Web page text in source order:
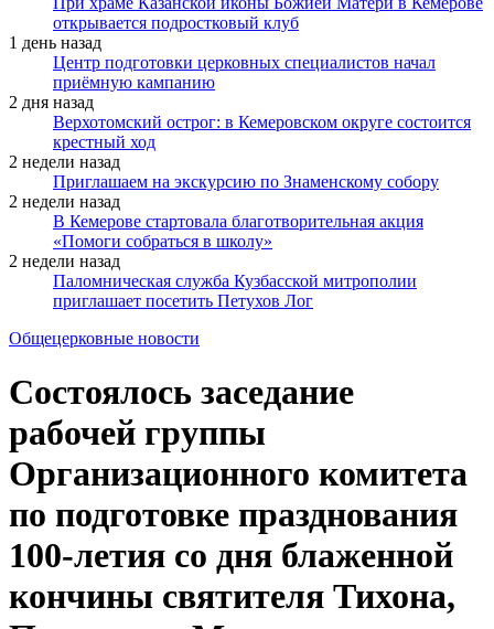
открывается подростковый клуб
1 день назад
Центр подготовки церковных специалистов начал
приёмную кампанию
2 дня назад
Верхотомский острог: в Кемеровском округе состоится
крестный ход
2 недели назад
Приглашаем на экскурсию по Знаменскому собору
2 недели назад
В Кемерове стартовала благотворительная акция
«Помоги собраться в школу»
2 недели назад
Паломническая служба Кузбасской митрополии
приглашает посетить Петухов Лог
Общецерковные новости
Cостоялось заседание
рабочей группы
Организационного комитета
по подготовке празднования
100-летия со дня блаженной
кончины святителя Тихона,